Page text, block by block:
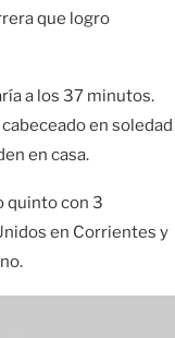
que logro
a los 37 minutos.
en soledad
en casa.
quinto con 3
en Corrientes y